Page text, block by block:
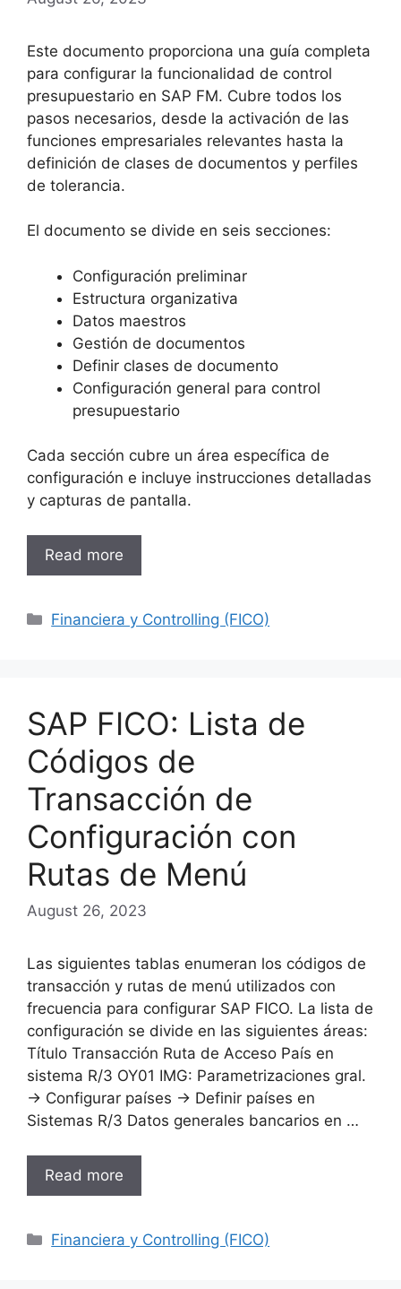
Este documento proporciona una guía completa
para configurar la funcionalidad de control
presupuestario en SAP FM. Cubre todos los
pasos necesarios, desde la activación de las
funciones empresariales relevantes hasta la
definición de clases de documentos y perfiles
de tolerancia.
El documento se divide en seis secciones:
Configuración preliminar
Estructura organizativa
Datos maestros
Gestión de documentos
Definir clases de documento
Configuración general para control
presupuestario
Cada sección cubre un área específica de
configuración e incluye instrucciones detalladas
y capturas de pantalla.
Read more
Categories
Financiera y Controlling (FICO)
SAP FICO: Lista de
Códigos de
Transacción de
Configuración con
Rutas de Menú
August 26, 2023
Las siguientes tablas enumeran los códigos de
transacción y rutas de menú utilizados con
frecuencia para configurar SAP FICO. La lista de
configuración se divide en las siguientes áreas:
Título Transacción Ruta de Acceso País en
sistema R/3 OY01 IMG: Parametrizaciones gral.
→ Configurar países → Definir países en
Sistemas R/3 Datos generales bancarios en …
Read more
Categories
Financiera y Controlling (FICO)